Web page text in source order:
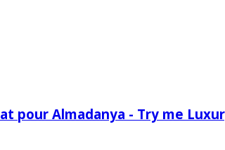
pour Almadanya - Try me